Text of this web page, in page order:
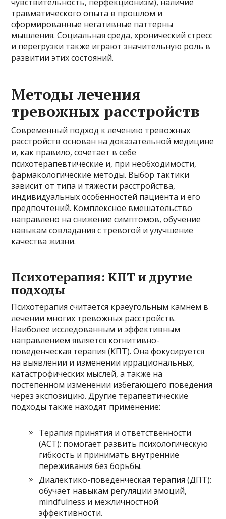
травматического опыта в прошлом и
сформированные негативные паттерны
мышления. Социальная среда, хронический стресс
и перегрузки также играют значительную роль в
развитии этих состояний.
Методы лечения
тревожных расстройств
Современный подход к лечению тревожных
расстройств основан на доказательной медицине
и, как правило, сочетает в себе
психотерапевтические и, при необходимости,
фармакологические методы. Выбор тактики
зависит от типа и тяжести расстройства,
индивидуальных особенностей пациента и его
предпочтений. Комплексное вмешательство
направлено на снижение симптомов, обучение
навыкам совладания с тревогой и улучшение
качества жизни.
Психотерапия: КПТ и другие
подходы
Психотерапия считается краеугольным камнем в
лечении многих тревожных расстройств.
Наиболее исследованным и эффективным
направлением является когнитивно-
поведенческая терапия (КПТ). Она фокусируется
на выявлении и изменении иррациональных,
катастрофических мыслей, а также на
постепенном изменении избегающего поведения
через экспозицию. Другие терапевтические
подходы также находят применение:
Терапия принятия и ответственности
(ACT): помогает развить психологическую
гибкость и принимать внутренние
переживания без борьбы.
Диалектико-поведенческая терапия (ДПТ):
обучает навыкам регуляции эмоций,
mindfulness и межличностной
эффективности.